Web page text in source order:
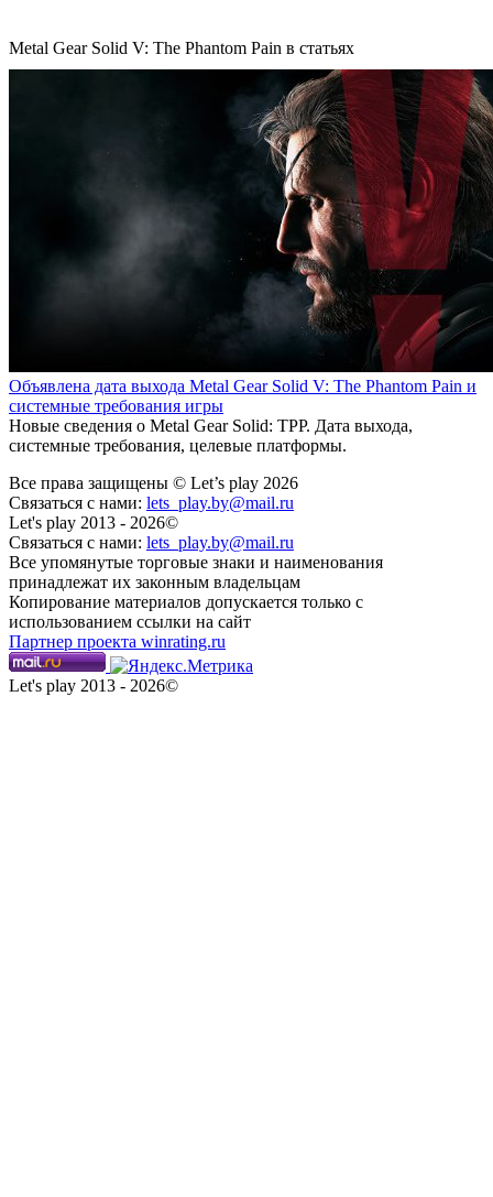
Metal Gear Solid V: The Phantom Pain в статьях
Объявлена дата выхода Metal Gear Solid V: The Phantom Pain и
системные требования игры
Новые сведения о Metal Gear Solid: TPP. Дата выхода,
системные требования, целевые платформы.
Все права защищены © Let’s play 2026
Связаться с нами: lets_play.by@mail.ru
Let's play 2013 - 2026©
Связаться с нами: lets_play.by@mail.ru
Все упомянутые торговые знаки и наименования
принадлежат их законным владельцам
Копирование материалов допускается только с
использованием ссылки на сайт
Партнер проекта winrating.ru
Let's play 2013 - 2026©